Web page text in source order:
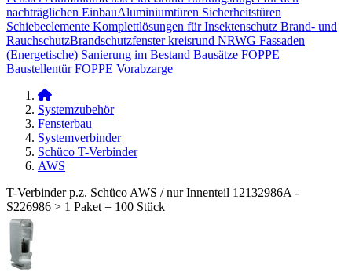
nachträglichen Einbau​Aluminiumtüren Sicherheitstüren
Schiebeelemente Komplettlösungen für Insektenschutz Brand- und
Rauchschutz​Brandschutzfenster kreisrund NRWG Fassaden
(Energetische) Sanierung im Bestand Bausätze FOPPE
Baustellentür FOPPE Vorabzarge
Systemzubehör
Fensterbau
Systemverbinder
Schüco T-Verbinder
AWS
T-Verbinder p.z. Schüco AWS / nur Innenteil 12132986A -
S226986 > 1 Paket = 100 Stück